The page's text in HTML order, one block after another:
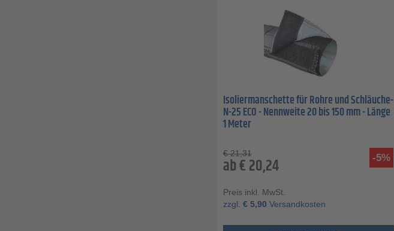
Isoliermanschette für Rohre und Schläuche-
N-25 ECO - Nennweite 20 bis 150 mm - Länge
1 Meter
-5%
€ 21,31
ab€20,24
Preis inkl. MwSt.
zzgl. € 5,90 Versandkosten